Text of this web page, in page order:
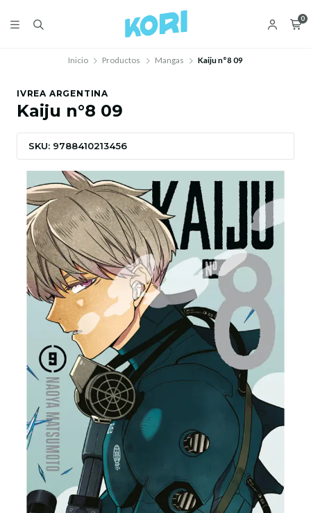
0
Inicio Productos Mangas Kaiju n°8 09
IVREA ARGENTINA
Kaiju n°8 09
SKU: 9788410213456